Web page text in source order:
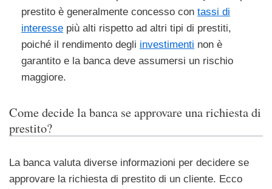
prestito è generalmente concesso con tassi di
interesse più alti rispetto ad altri tipi di prestiti,
poiché il rendimento degli investimenti non è
garantito e la banca deve assumersi un rischio
maggiore.
Come decide la banca se approvare una richiesta di
prestito?
La banca valuta diverse informazioni per decidere se
approvare la richiesta di prestito di un cliente. Ecco